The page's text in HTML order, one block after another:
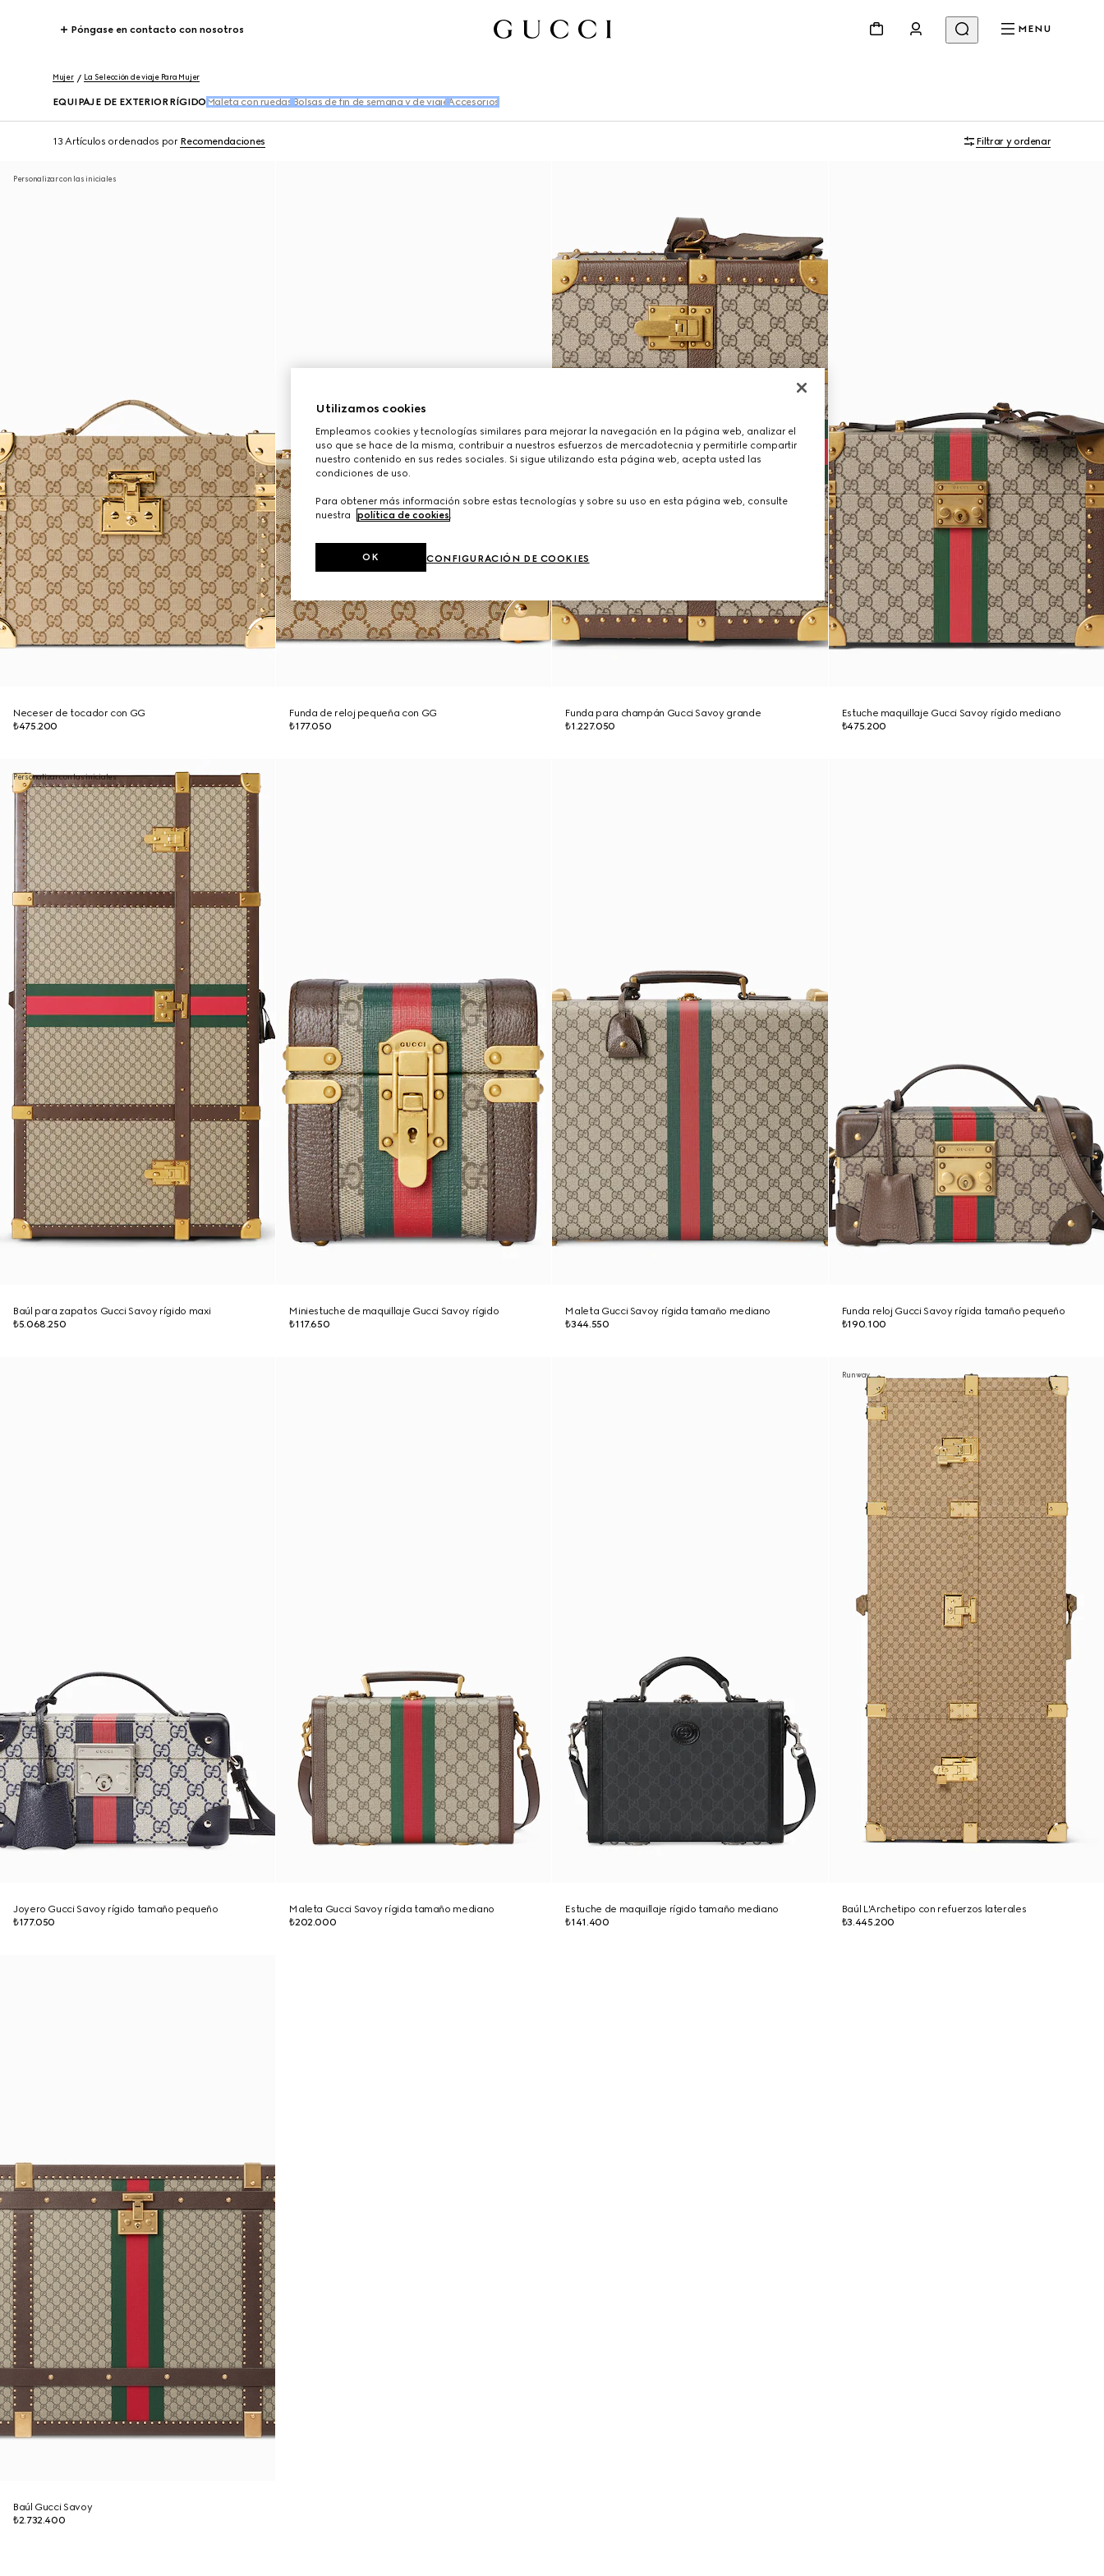
Póngase en contacto con nosotros MENU
Mujer La Selección de viaje Para Mujer
EQUIPAJE DE EXTERIOR RÍGIDO Maleta con ruedas Bolsas de fin de semana y de viajeAccesorios
13 Artículos ordenados por Recomendaciones Filtrar y ordenar
Personalizar con las iniciales
Neceser de tocador con GG
₺475.200
Funda de reloj pequeña con GG
₺177.050
Funda para champán Gucci Savoy grande
₺1.227.050
Estuche maquillaje Gucci Savoy rígido mediano
₺475.200
Personalizar con las iniciales
Baúl para zapatos Gucci Savoy rígido maxi
₺5.068.250
Miniestuche de maquillaje Gucci Savoy rígido
₺117.650
Maleta Gucci Savoy rígida tamaño mediano
₺344.550
Funda reloj Gucci Savoy rígida tamaño pequeño
₺190.100
Joyero Gucci Savoy rígido tamaño pequeño
₺177.050
Maleta Gucci Savoy rígida tamaño mediano
₺202.000
Estuche de maquillaje rígido tamaño mediano
₺141.400
Runway
Baúl L'Archetipo con refuerzos laterales
₺3.445.200
Baúl Gucci Savoy
₺2.732.400
Utilizamos cookies
Empleamos cookies y tecnologías similares para mejorar la navegación en la página web, analizar el
uso que se hace de la misma, contribuir a nuestros esfuerzos de mercadotecnia y permitirle compartir
nuestro contenido en sus redes sociales. Si sigue utilizando esta página web, acepta usted las
condiciones de uso.
Para obtener más información sobre estas tecnologías y sobre su uso en esta página web, consulte
nuestra
política de cookies.
CONFIGURACIÓN DE COOKIES
OK